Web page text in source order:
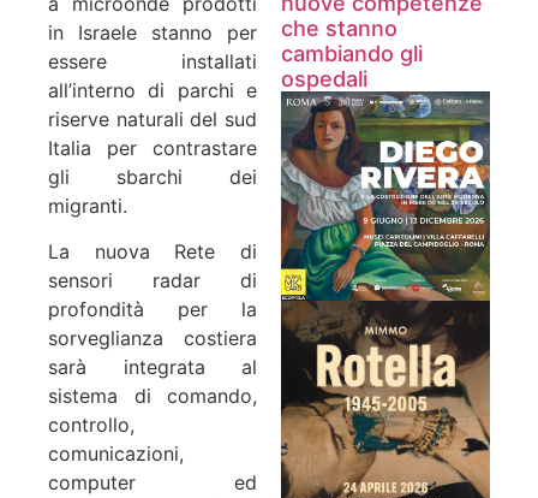
in Israele stanno per
essere installati
all’interno di parchi e
riserve naturali del sud
Italia per contrastare
gli sbarchi dei
migranti.
La nuova Rete di
sensori radar di
profondità per la
sorveglianza costiera
sarà integrata al
sistema di comando,
controllo,
comunicazioni,
computer ed
che stanno
cambiando gli
ospedali